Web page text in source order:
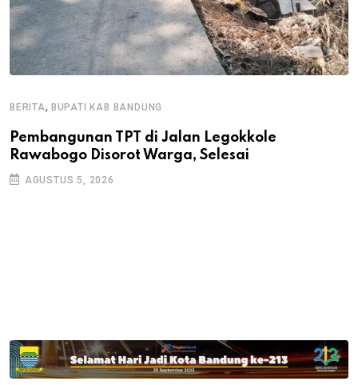
BERITA, BUPATI KAB BANDUNG
Pembangunan TPT di Jalan Legokkole
Rawabogo Disorot Warga, Selesai
AGUSTUS 5, 2026